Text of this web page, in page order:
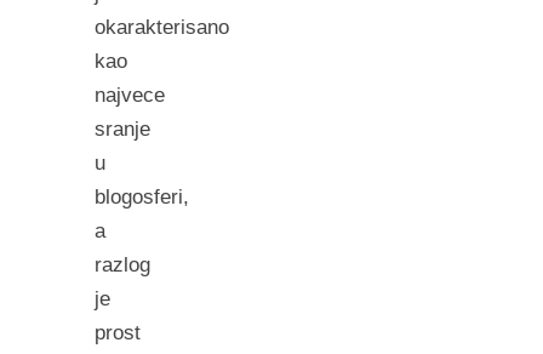
okarakterisano
kao
najvece
sranje
u
blogosferi,
a
razlog
je
prost